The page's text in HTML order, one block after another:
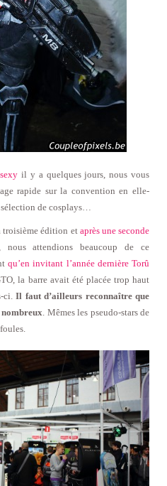
il y a quelques jours, nous vous
rapide sur la convention en elle-
de cosplays…
troisième édition et après une seconde
nous attendions beaucoup de ce
qu’en invitant l’année dernière Torû
la barre avait été placée trop haut
Il faut d’ailleurs reconnaître que
nombreux . Mêmes les pseudo-stars de